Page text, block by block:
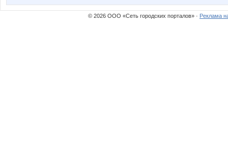
© 2026 ООО «Сеть городских порталов» · Реклама